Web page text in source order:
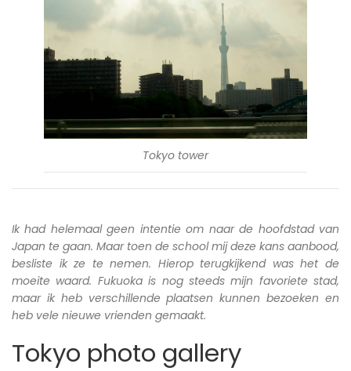
Tokyo tower
Ik had helemaal geen intentie om naar de hoofdstad van
Japan te gaan. Maar toen de school mij deze kans aanbood,
besliste ik ze te nemen. Hierop terugkijkend was het de
moeite waard. Fukuoka is nog steeds mijn favoriete stad,
maar ik heb verschillende plaatsen kunnen bezoeken en
heb vele nieuwe vrienden gemaakt.
Tokyo photo gallery